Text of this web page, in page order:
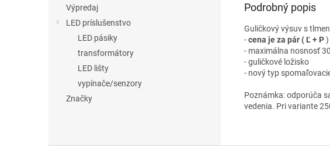
Výpredaj
LED príslušenstvo
LED pásiky
transformátory
LED lišty
vypínače/senzory
Značky
Podrobný popis
Guličkový výsuv s
-cena je za pár ( Ľ + P)
- maximálna nosnosť
- guličkové ložisko
- nový typ
Poznámka: odporúča
vedenia. Pri variante